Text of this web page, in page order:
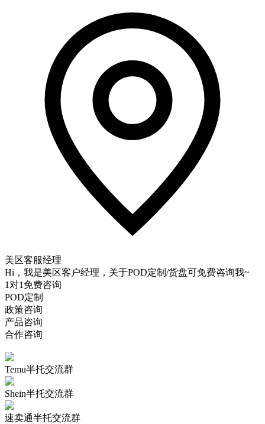
美区客服经理
Hi，我是美区客户经理，关于POD定制/货盘可免费咨询我~
1对1免费咨询
POD定制
政策咨询
产品咨询
合作咨询
Temu半托交流群
Shein半托交流群
速卖通半托交流群